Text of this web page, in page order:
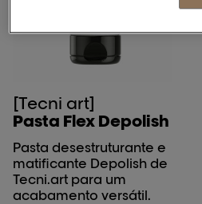
[Tecni art]
Pasta Flex Depolish
Pasta desestruturante e
matificante Depolish de
Tecni.art para um
acabamento versátil.